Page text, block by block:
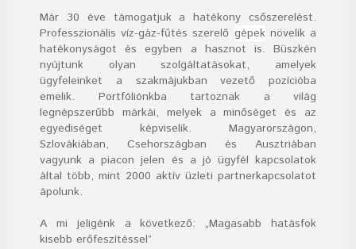
Már 30 éve támogatjuk a hatékony csőszerelést.
Professzionális víz-gáz-fűtés szerelő gépeknövelik a
hatékonyságot és egyben a hasznot is. Büszkén
nyújtunk olyan szolgáltatásokat, amelyek
ügyfeleinket a szakmájukban vezető pozícióba
emelik. Portfóliónkba tartoznak a világ
legnépszerűbb márkái, melyek a minőséget és az
egyediséget képviselik. Magyarországon,
Szlovákiában, Csehországban és Ausztriában
vagyunk a piacon jelen és a jó ügyfél kapcsolatok
által több, mint 2000 aktív üzleti partnerkapcsolatot
ápolunk.
A mi jeligénk a következő: „Magasabb hatásfok
kisebb erőfeszítéssel”